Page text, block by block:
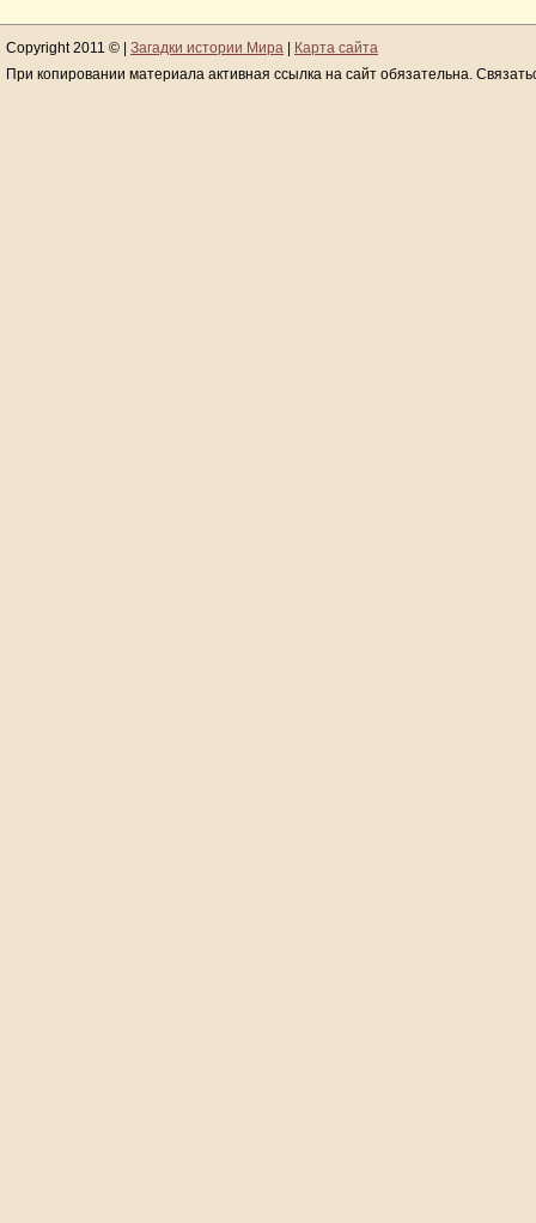
Copyright 2011 © | Загадки истории Мира
Карта сайта
При копировании материала активная ссылка на сайт обязательна.